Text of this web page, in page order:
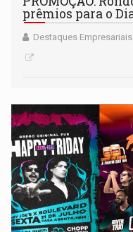
prêmios para o
Destaques Empresariais